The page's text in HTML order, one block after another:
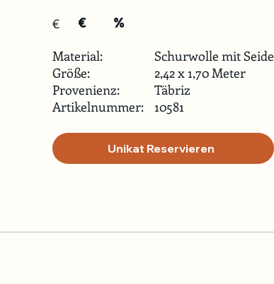
€ € %
Material:
Größe:
Provenienz:
Artikelnummer:
Unikat Reservieren
Schurwolle mit Seide
2,42 x 1,70 Meter
Täbriz
10581